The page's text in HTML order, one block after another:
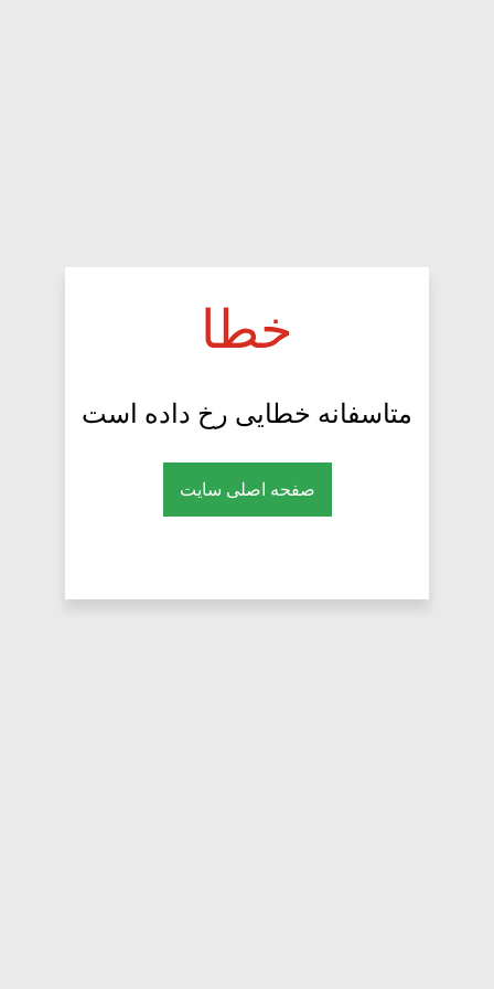
خطا
متاسفانه خطایی رخ داده است
صفحه اصلی سایت